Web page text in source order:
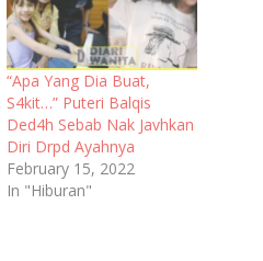
“Apa Yang Dia Buat,
S4kit…” Puteri Balqis
Ded4h Sebab Nak Javhkan
Diri Drpd Ayahnya
February 15, 2022
In "Hiburan"